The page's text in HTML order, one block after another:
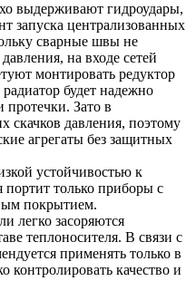
выдерживают гидроудары,
запуска централизованных
сварные швы не
на входе сетей
монтировать редуктор
будет надежно
Зато в
скачков давления, поэтому
агрегаты без защитных
устойчивостью к
портит только приборы с
покрытием.
легко засоряются
теплоносителя. В связи с
применять только в
контролировать качество и